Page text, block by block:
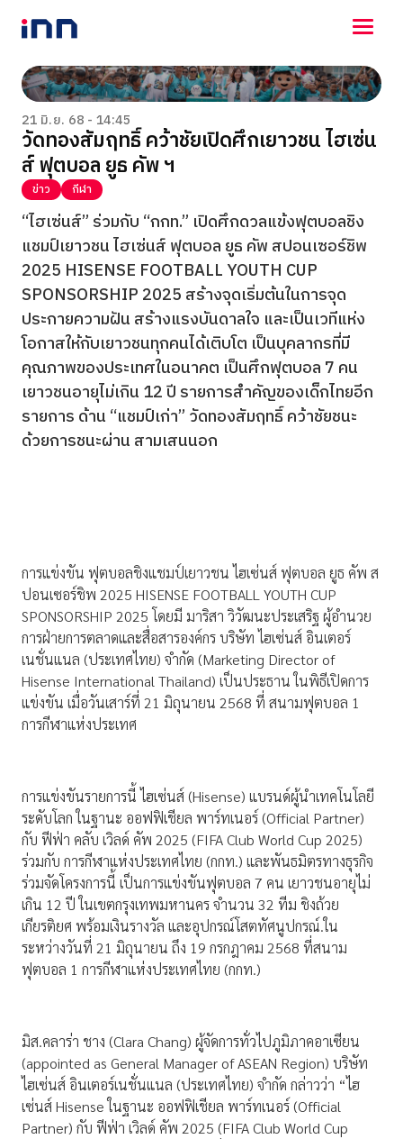
NEWS
ENTERTAINMENT
LIFESTYLE
HOROSCOPE
LOTTERY
VIDEO
ร่วมด้วยช่วยกัน
21 มิ.ย. 68 - 14:45
วัดทองสัมฤทธิ์ คว้าชัยเปิดศึกเยาวชน ไฮเซ่น
ส์ ฟุตบอล ยูธ คัพ ฯ
ข่าว กีฬา
“ไฮเซ่นส์” ร่วมกับ “กกท.” เปิดศึกดวลแข้งฟุตบอลชิง
แชมป์เยาวชน ไฮเซ่นส์ ฟุตบอล ยูธ คัพ สปอนเซอร์ชิพ
2025 HISENSE FOOTBALL YOUTH CUP
SPONSORSHIP 2025 สร้างจุดเริ่มต้นในการจุด
ประกายความฝัน สร้างแรงบันดาลใจ และเป็นเวทีแห่ง
โอกาสให้กับเยาวชนทุกคนได้เติบโต เป็นบุคลากรที่มี
คุณภาพของประเทศในอนาคต เป็นศึกฟุตบอล 7 คน
เยาวชนอายุไม่เกิน 12 ปี รายการสำคัญของเด็กไทยอีก
รายการ ด้าน “แชมป์เก่า” วัดทองสัมฤทธิ์ คว้าชัยชนะ
ด้วยการชนะผ่าน สามเสนนอก
การแข่งขัน ฟุตบอลชิงแชมป์เยาวชน ไฮเซ่นส์ ฟุตบอล ยูธ คัพ ส
ปอนเซอร์ชิพ 2025 HISENSE FOOTBALL YOUTH CUP
SPONSORSHIP 2025 โดยมี มาริสา วิวัฒนะประเสริฐ ผู้อำนวย
การฝ่ายการตลาดและสื่อสารองค์กร บริษัท ไฮเซ่นส์ อินเตอร์
เนชั่นแนล (ประเทศไทย) จำกัด (Marketing Director of
Hisense International Thailand) เป็นประธาน ในพิธีเปิดการ
แข่งขัน เมื่อวันเสาร์ที่ 21 มิถุนายน 2568 ที่ สนามฟุตบอล 1
การกีฬาแห่งประเทศ
การแข่งขันรายการนี้ ไฮเซ่นส์ (Hisense) แบรนด์ผู้นำเทคโนโลยี
ระดับโลก ในฐานะ ออฟฟิเชียล พาร์ทเนอร์ (Official Partner)
กับ ฟีฟ่า คลับ เวิลด์ คัพ 2025 (FIFA Club World Cup 2025)
ร่วมกับ การกีฬาแห่งประเทศไทย (กกท.) และพันธมิตรทางธุรกิจ
ร่วมจัดโครงการนี้ เป็นการแข่งขันฟุตบอล 7 คน เยาวชนอายุไม่
เกิน 12 ปี ในเขตกรุงเทพมหานคร จำนวน 32 ทีม ชิงถ้วย
เกียรติยศ พร้อมเงินรางวัล และอุปกรณ์โสตทัศนูปกรณ์.ใน
ระหว่างวันที่ 21 มิถุนายน ถึง 19 กรกฎาคม 2568 ที่สนาม
ฟุตบอล 1 การกีฬาแห่งประเทศไทย (กกท.)
มิส.คลาร่า ชาง (Clara Chang) ผู้จัดการทั่วไปภูมิภาคอาเซียน
(appointed as General Manager of ASEAN Region) บริษัท
ไฮเซ่นส์ อินเตอร์เนชั่นแนล (ประเทศไทย) จำกัด กล่าวว่า “ไฮ
เซ่นส์ Hisense ในฐานะ ออฟฟิเชียล พาร์ทเนอร์ (Official
Partner) กับ ฟีฟ่า เวิลด์ คัพ 2025 (FIFA Club World Cup